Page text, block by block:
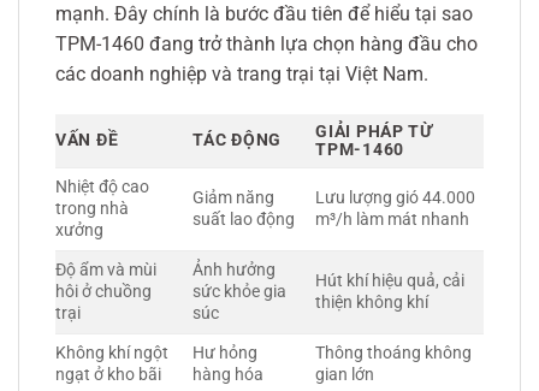
mạnh. Đây chính là bước đầu tiên để hiểu tại sao
TPM-1460 đang trở thành lựa chọn hàng đầu cho
các doanh nghiệp và trang trại tại Việt Nam.
VẤN ĐỀ TÁC ĐỘNG
GIẢI PHÁP TỪ
TPM-1460
Nhiệt độ cao
trong nhà
xưởng
Giảm năng
suất lao động
Lưu lượng gió 44.000
m³/h làm mát nhanh
Độ ẩm và mùi
hôi ở chuồng
trại
Ảnh hưởng
sức khỏe gia
súc
Hút khí hiệu quả, cải
thiện không khí
Không khí ngột
ngạt ở kho bãi
Hư hỏng
hàng hóa
Thông thoáng không
gian lớn